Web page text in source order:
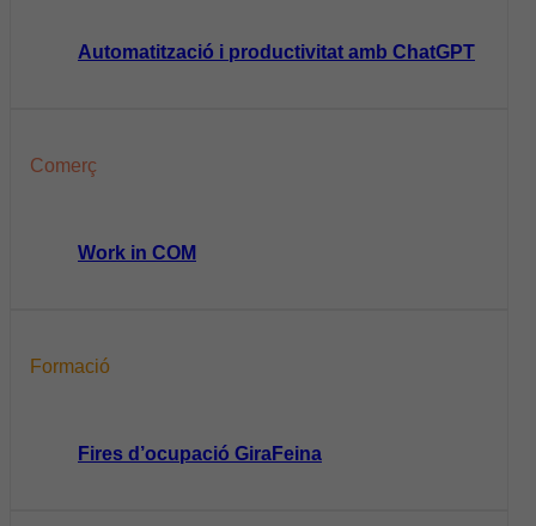
Automatització i productivitat amb ChatGPT
Comerç
Work in COM
Formació
Fires d’ocupació GiraFeina